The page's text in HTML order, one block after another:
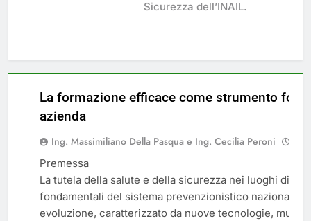
Sicurezza dell’INAIL.
FORMAZIONE
La formazione efficace come strumento
azienda
Ing. Massimiliano Della Pasqua e Ing. Cecilia Peroni
Premessa
La tutela della salute e della sicurezza nei luoghi di
fondamentali del sistema prevenzionistico nazionale.
evoluzione, caratterizzato da nuove tecnologie,